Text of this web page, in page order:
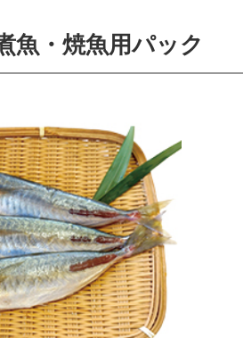
魚・焼魚用パック